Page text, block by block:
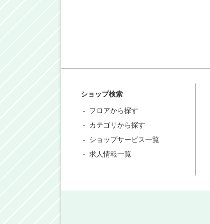
ショップ検索
フロアから探す
カテゴリから探す
ショップサービス一覧
求人情報一覧